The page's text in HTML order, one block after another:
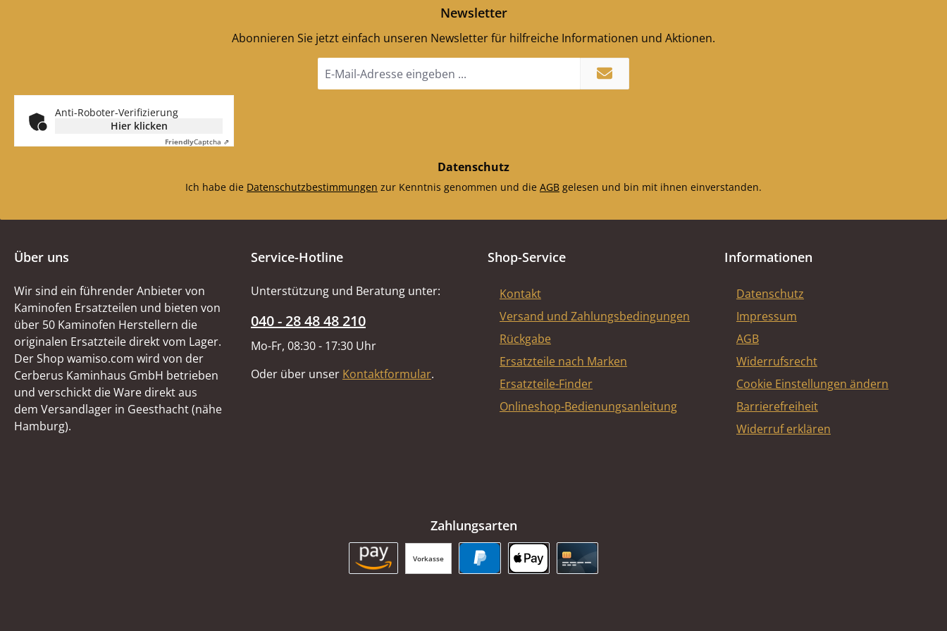
Newsletter
Abonnieren Sie jetzt einfach unseren Newsletter für hilfreiche Informationen und Aktionen.
Mail-
Anti-Roboter-Verifizierung
Hier klicken
FriendlyCaptcha ⇗
Datenschutz
Ich habe die Datenschutzbestimmungen zur Kenntnis genommen und die AGB gelesen und bin mit ihnen einverstanden.
Über uns
Wir sind ein führender Anbieter von
Kaminofen Ersatzteilen und bieten von
über 50 Kaminofen Herstellern die
originalen Ersatzteile direkt vom Lager.
Der Shop wamiso.com wird von der
Cerberus Kaminhaus GmbH betrieben
und verschickt die Ware direkt aus
dem Versandlager in Geesthacht (nähe
Hamburg).
Service-Hotline
Unterstützung und Beratung unter:
040 - 28 48 48 210
Mo-Fr, 08:30 - 17:30 Uhr
Oder über unser Kontaktformular.
Shop-Service
Kontakt
Versand und Zahlungsbedingungen
Rückgabe
Ersatzteile nach Marken
Ersatzteile-Finder
Onlineshop-Bedienungsanleitung
Informationen
Datenschutz
Impressum
AGB
Widerrufsrecht
Cookie Einstellungen ändern
Barrierefreiheit
Widerruf erklären
Zahlungsarten
Vorkasse